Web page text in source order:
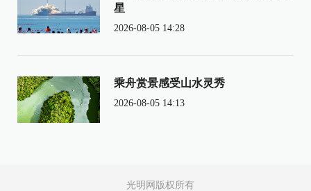
星
2026-08-05 14:28
乘舟赏景感受山水灵秀
2026-08-05 14:13
光明网版权所有